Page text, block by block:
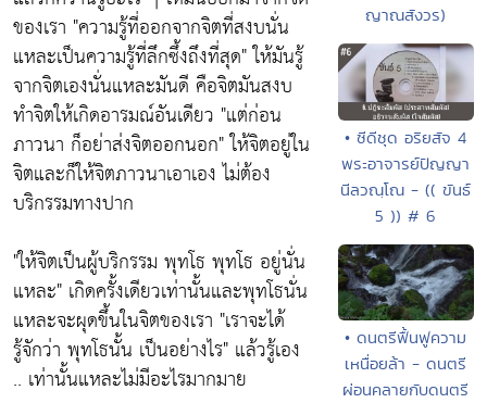
ของเรา "ความรู้ที่ออกจากจิตที่สงบนั่น
แหละเป็นความรู้ที่ลึกซึ้งถึงที่สุด"ให้มันรู้
จากจิตเองนั่นแหละมันดี คือจิตมันสงบ
ทำจิตให้เกิดอารมณ์อันเดียว "แต่ก่อน
ภาวนา ก็อย่าส่งจิตออกนอก"ให้จิตอยู่ใน
จิตและก็ให้จิตภาวนาเอาเอง ไม่ต้อง
บริกรรมทางปาก
"ให้จิตเป็นผู้บริกรรม พุทโธ พุทโธ อยู่นั่น
แหละ" เกิดครั้งเดียวเท่านั้นและพุทโธนั่น
แหละจะผุดขึ้นในจิตของเรา "เราจะได้
รู้จักว่า พุทโธนั้น เป็นอย่างไร" แล้วรู้เอง
.. เท่านั้นแหละไม่มีอะไรมากมาย
ญาณสังวร)
• ซีดีชุด อริยสัจ 4
พระอาจารย์ปัญญา
นีลวณฺโณ - (( ขันธ์
5 )) # 6
• ดนตรีฟื้นฟูความ
เหนื่อยล้า - ดนตรี
ผ่อนคลายกับดนตรี